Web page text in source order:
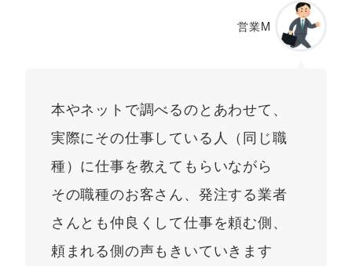
営業M
本やネットで調べるのとあわせて、
実際にその仕事している人（同じ職
種）に仕事を教えてもらいながら
その職種のお客さん、発注する業者
さんとも仲良くして仕事を頼む側、
頼まれる側の声もきいていきます